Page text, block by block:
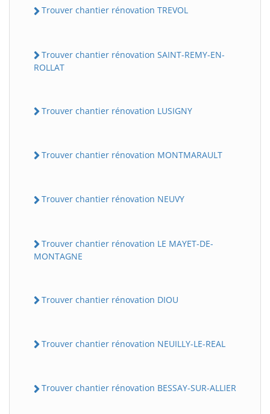
Trouver chantier rénovation TREVOL
Trouver chantier rénovation SAINT-REMY-EN-
ROLLAT
Trouver chantier rénovation LUSIGNY
Trouver chantier rénovation MONTMARAULT
Trouver chantier rénovation NEUVY
Trouver chantier rénovation LE MAYET-DE-
MONTAGNE
Trouver chantier rénovation DIOU
Trouver chantier rénovation NEUILLY-LE-REAL
Trouver chantier rénovation BESSAY-SUR-ALLIER